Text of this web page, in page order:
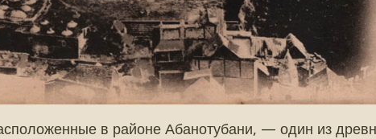
в районе Абанотубани, — один из